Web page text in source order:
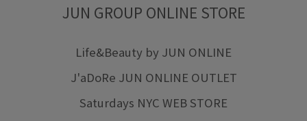
JUN GROUP ONLINE STORE
Life&Beauty by JUN ONLINE
J'aDoRe JUN ONLINE OUTLET
Saturdays NYC WEB STORE